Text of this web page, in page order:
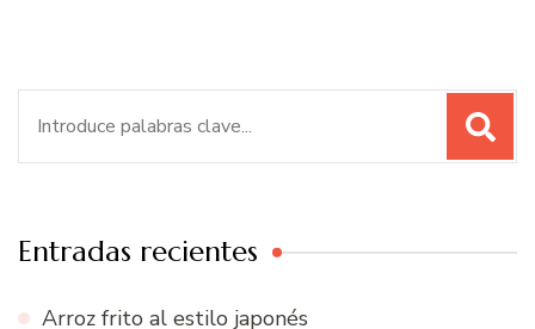
Entradas recientes
Arroz frito al estilo japonés